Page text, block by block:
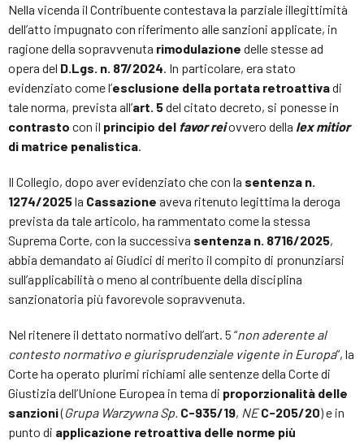
Nella vicenda il Contribuente contestava la parziale illegittimità
dell’atto impugnato con riferimento alle sanzioni applicate, in
ragione della sopravvenuta rimodulazione delle stesse ad
opera del D.Lgs. n. 87/2024. In particolare, era stato
evidenziato come l’esclusione della portata retroattivadi
tale norma, prevista all’art. 5del citato decreto, si ponesse in
contrasto con il principio del favor reiovvero della lex mitior
di matrice penalistica.
Il Collegio, dopo aver evidenziato che con la sentenza n.
1274/2025la Cassazione aveva ritenuto legittima la deroga
prevista da tale articolo, ha rammentato come la stessa
Suprema Corte, con la successiva sentenza n. 8716/2025,
abbia demandato ai Giudici di merito il compito di pronunziarsi
sull’applicabilità o meno al contribuente della disciplina
sanzionatoria più favorevole sopravvenuta.
Nel ritenere il dettato normativo dell’art. 5 “non aderente al
contesto normativo e giurisprudenziale vigente in Europa”, la
Corte ha operato plurimi richiami alle sentenze della Corte di
Giustizia dell’Unione Europea in tema di proporzionalità delle
sanzioni(Grupa Warzywna Sp. C-935/19, NEC-205/20) e in
punto di applicazione retroattiva delle norme più